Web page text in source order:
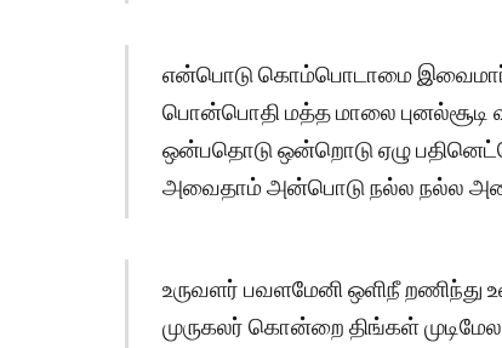
என்பொடு கொம்பொடாமை
பொன்பொதி மத்த மாலை புனல்சூடி
ஒன்பதொடு ஒன்றொடு ஏழு
அவைதாம் அன்பொடு நல்ல நல்ல
உருவளர் பவளமேனி ஒளிநீ
முருகலர் கொன்றை திங்கள்